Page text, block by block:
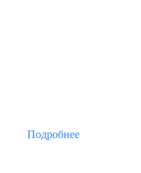
Подробнее